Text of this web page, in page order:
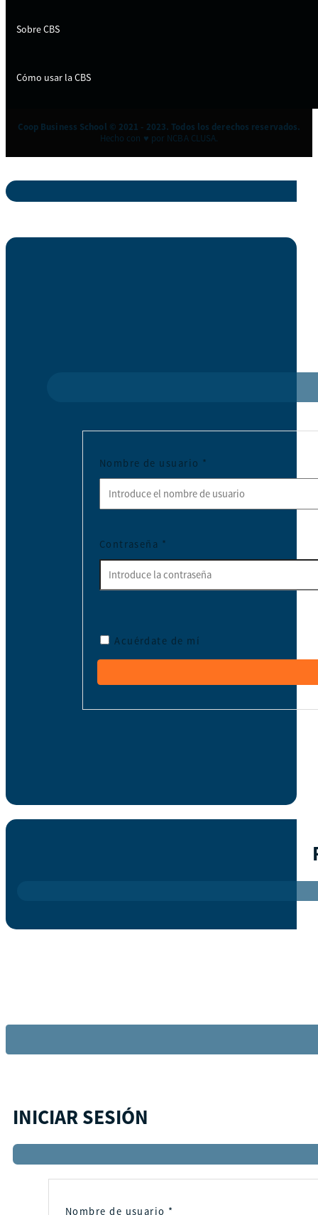
Sobre CBS
Cómo usar la CBS
Coop Business School © 2021 - 2023. Todos los derechos reservados.
Hecho con ♥ por NCBA CLUSA.
Nombre de usuario *
Contraseña *
Acuérdate de mí
INICIAR SESIÓN
Nombre de usuario *